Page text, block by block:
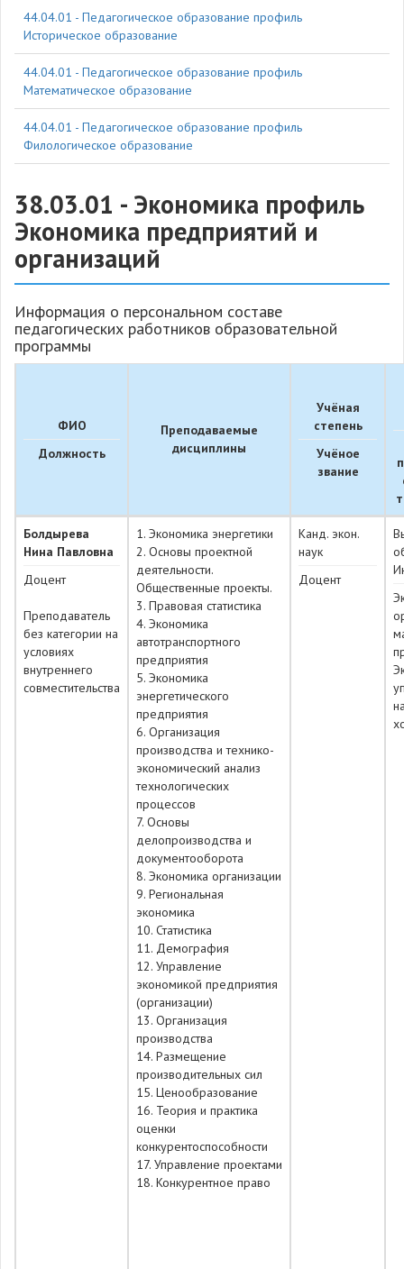
44.04.01 - Педагогическое образование профиль
Историческое образование
44.04.01 - Педагогическое образование профиль
Математическое образование
44.04.01 - Педагогическое образование профиль
Филологическое образование
38.03.01 - Экономика профиль
Экономика предприятий и
организаций
Информация о персональном составе
педагогических работников образовательной
программы
ФИО
Должность
Преподаваемые
дисциплины
Учёная
степень
Учёное
звание
Болдырева
Нина Павловна
Доцент
Преподаватель
без категории на
условиях
внутреннего
совместительства
1. Экономика энергетики
2. Основы проектной
деятельности.
Общественные проекты.
3. Правовая статистика
4. Экономика
автотранспортного
предприятия
5. Экономика
энергетического
предприятия
6. Организация
производства и технико-
экономический анализ
технологических
процессов
7. Основы
делопроизводства и
документооборота
8. Экономика организации
9. Региональная
экономика
10. Статистика
11. Демография
12. Управление
экономикой предприятия
(организации)
13. Организация
производства
14. Размещение
производительных сил
15. Ценообразование
16. Теория и практика
оценки
конкурентоспособности
17. Управление проектами
18. Конкурентное право
Канд. экон.
наук
Доцент